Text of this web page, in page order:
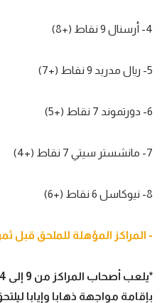
كويز في الجول
فيديو في الجول
4- أرسنال 9 نقاط (+8)
5- ريال مدريد 9 نقاط (+7)
6- دورتموند 7 نقاط (+5)
7- مانشستر سيتي 7 نقاط (+4)
8- نيوكاسل 6 نقاط (+6)
- المراكز المؤهلة للملحق قبل ثمن